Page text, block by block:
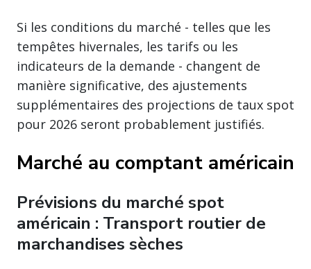
Si les conditions du marché - telles que les
tempêtes hivernales, les tarifs ou les
indicateurs de la demande - changent de
manière significative, des ajustements
supplémentaires des projections de taux spot
pour 2026 seront probablement justifiés.
Marché au comptant américain
Prévisions du marché spot
américain : Transport routier de
marchandises sèches